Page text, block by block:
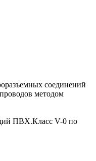
соединений
методом
ПВХ.Класс V-0 по